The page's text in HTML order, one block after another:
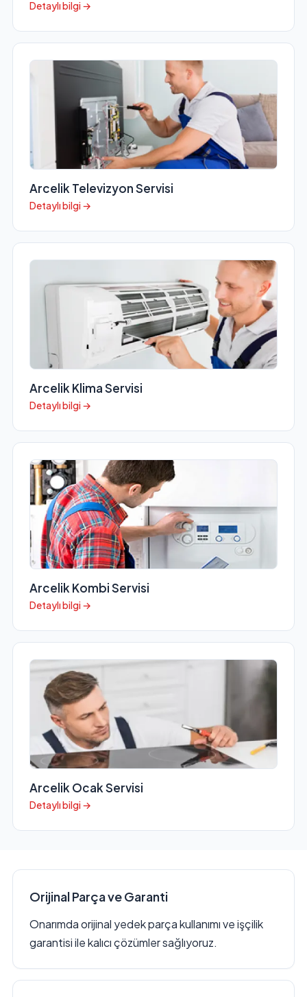
Detaylı bilgi →
Arcelik Televizyon Servisi
Detaylı bilgi →
Arcelik Klima Servisi
Detaylı bilgi →
Arcelik Kombi Servisi
Detaylı bilgi →
Arcelik Ocak Servisi
Detaylı bilgi →
Orijinal Parça ve Garanti
Onarımda orijinal yedek parça kullanımı ve işçilik
garantisi ile kalıcı çözümler sağlıyoruz.